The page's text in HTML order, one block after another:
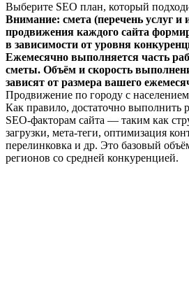
Выберите SEO план, который
Внимание: смета (перечень услуг и
продвижения каждого сайта
в зависимости от уровня
Ежемесячно выполняется часть
сметы. Объём и скорость
зависят от размера вашего
Продвижение по городу с
Как правило, достаточно выполнить
SEO-факторам сайта — таким как
загрузки, мета-теги, оптимизация
перелинковка и др. Это базовый
регионов со средней конкуренцией.